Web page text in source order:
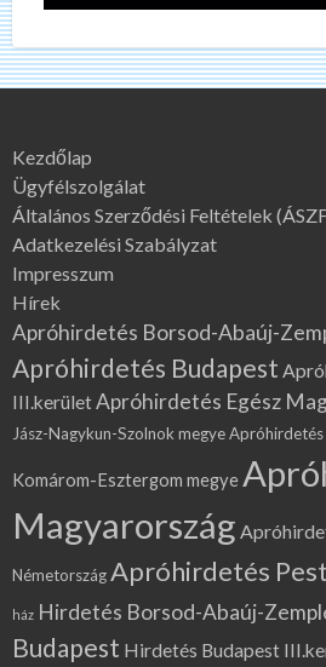
Kezdőlap
Ügyfélszolgálat
Általános Szerződési Feltételek
Adatkezelési Szabályzat
Impresszum
Hírek
Apróhirdetés Borsod-Abaúj-
Apróhirdetés Budapest
III.kerületApróhirdetés Egész
Jász-Nagykun-Szolnok megyeApróhirdetés
Komárom-Esztergom megye
Magyarország
NémetországApróhirdetés
ház Hirdetés Borsod-Abaúj-
Budapest Hirdetés Budapest